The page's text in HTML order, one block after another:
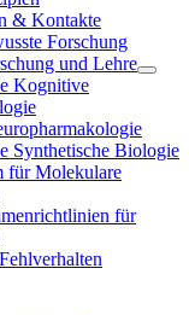
& Kontakte
Forschung
und Lehre
Kognitive
Synthetische Biologie
für Molekulare
für